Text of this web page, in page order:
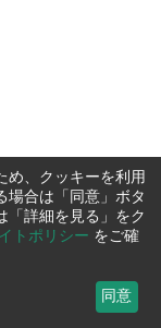
め、クッキーを利用
場合は「同意」ボタ
「詳細を見る」をク
トポリシー をご確
同意